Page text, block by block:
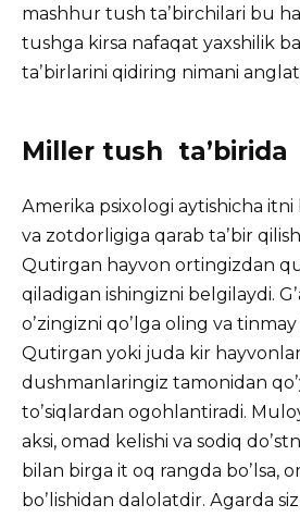
mashhur tush taʼbirchilari bu
tushga kirsa nafaqat yaxshilik
taʼbirlarini qidiring nimani
Miller tush taʼbirida
Аmerika psixologi aytishicha itni
va zotdorligiga qarab taʼbir
Qutirgan hayvon ortingizdan
qiladigan ishingizni belgilaydi.
oʼzingizni qoʼlga oling va
Qutirgan yoki juda kir
dushmanlaringiz tamonidan
toʼsiqlardan ogohlantiradi.
aksi, omad kelishi va sodiq
bilan birga it oq rangda boʼlsa,
boʼlishidan dalolatdir. Аgarda